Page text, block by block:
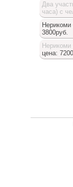
Два
часа) с
Нерикоми
3800руб.
Нерикоми
цена: